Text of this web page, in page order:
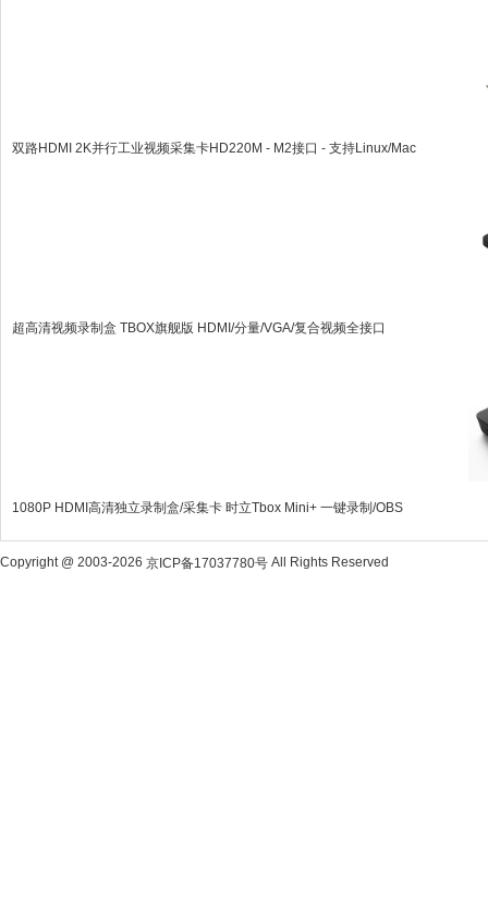
双路HDMI 2K并行工业视频采集卡HD220M - M2接口 - 支持Linux/Mac
超高清视频录制盒 TBOX旗舰版 HDMI/分量/VGA/复合视频全接口
1080P HDMI高清独立录制盒/采集卡 时立Tbox Mini+ 一键录制/OBS
Copyright @ 2003-2026 京ICP备17037780号 All Rights Reserved